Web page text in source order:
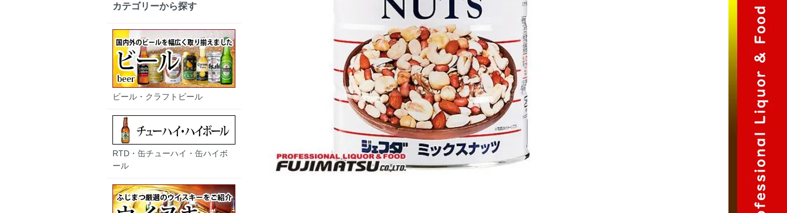
カテゴリーから探す
ビール・クラフトビール
RTD・缶チューハイ・缶ハイボ
ール